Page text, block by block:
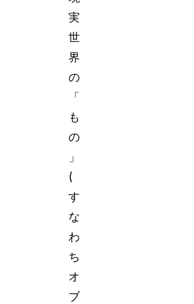
実
世
界
の
「
も
の
」
(
す
な
わ
ち
オ
ブ